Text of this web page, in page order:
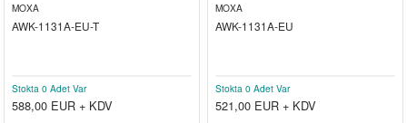
MOXA
AWK-1131A-EU-T
Stokta 0 Adet Var
588,00 EUR + KDV
MOXA
AWK-1131A-EU
Stokta 0 Adet Var
521,00 EUR + KDV